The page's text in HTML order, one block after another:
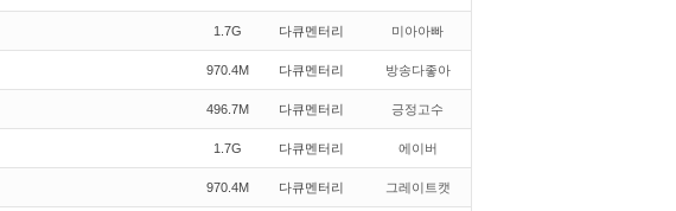
1.7G 다큐멘터리 미아아빠
970.4M 다큐멘터리 방송다좋아
496.7M 다큐멘터리 긍정고수
1.7G 다큐멘터리 에이버
970.4M 다큐멘터리 그레이트캣